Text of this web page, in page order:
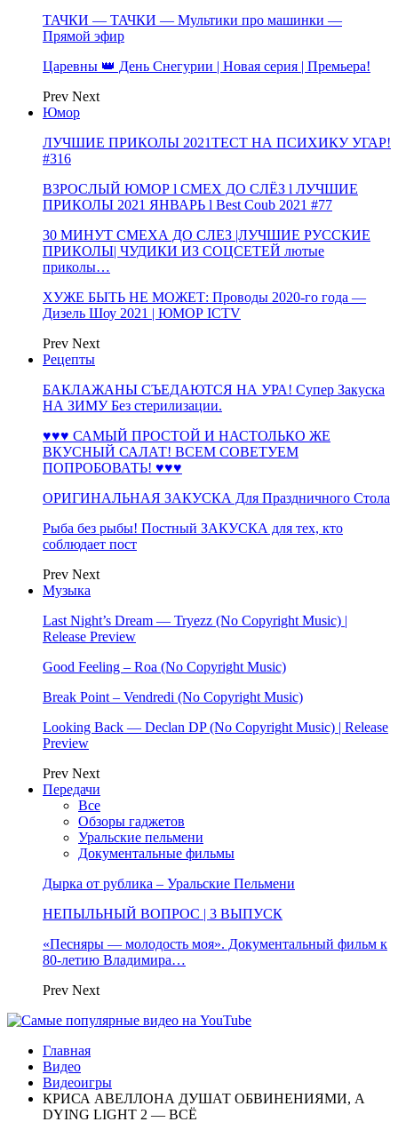
ТАЧКИ — ТАЧКИ — Мультики про машинки —
Прямой эфир
Царевны 👑 День Снегурии | Новая серия | Премьера!
Prev Next
Юмор
ЛУЧШИЕ ПРИКОЛЫ 2021ТЕСТ НА ПСИХИКУ УГАР!
#316
ВЗРОСЛЫЙ ЮМОР l СМЕХ ДО СЛЁЗ l ЛУЧШИЕ
ПРИКОЛЫ 2021 ЯНВАРЬ l Best Coub 2021 #77
30 МИНУТ СМЕХА ДО СЛЕЗ |ЛУЧШИЕ РУССКИЕ
ПРИКОЛЫ| ЧУДИКИ ИЗ СОЦСЕТЕЙ лютые
приколы…
ХУЖЕ БЫТЬ НЕ МОЖЕТ: Проводы 2020-го года —
Дизель Шоу 2021 | ЮМОР ICTV
Prev Next
Рецепты
БАКЛАЖАНЫ СЪЕДАЮТСЯ НА УРА! Супер Закуска
НА ЗИМУ Без стерилизации.
♥♥♥ САМЫЙ ПРОСТОЙ И НАСТОЛЬКО ЖЕ
ВКУСНЫЙ САЛАТ! ВСЕМ СОВЕТУЕМ
ПОПРОБОВАТЬ! ♥♥♥
ОРИГИНАЛЬНАЯ ЗАКУСКА Для Праздничного Стола
Рыба без рыбы! Постный ЗАКУСКА для тех, кто
соблюдает пост
Prev Next
Музыка
Last Night’s Dream — Tryezz (No Copyright Music) |
Release Preview
Good Feeling – Roa (No Copyright Music)
Break Point – Vendredi (No Copyright Music)
Looking Back — Declan DP (No Copyright Music) | Release
Preview
Prev Next
Передачи
Все
Обзоры гаджетов
Уральские пельмени
Документальные фильмы
Дырка от рублика – Уральские Пельмени
НЕПЫЛЬНЫЙ ВОПРОС | 3 ВЫПУСК
«Песняры — молодость моя». Документальный фильм к
80-летию Владимира…
Prev Next
Главная
Видео
Видеоигры
КРИСА АВЕЛЛОНА ДУШАТ ОБВИНЕНИЯМИ, А
DYING LIGHT 2 — ВСЁ